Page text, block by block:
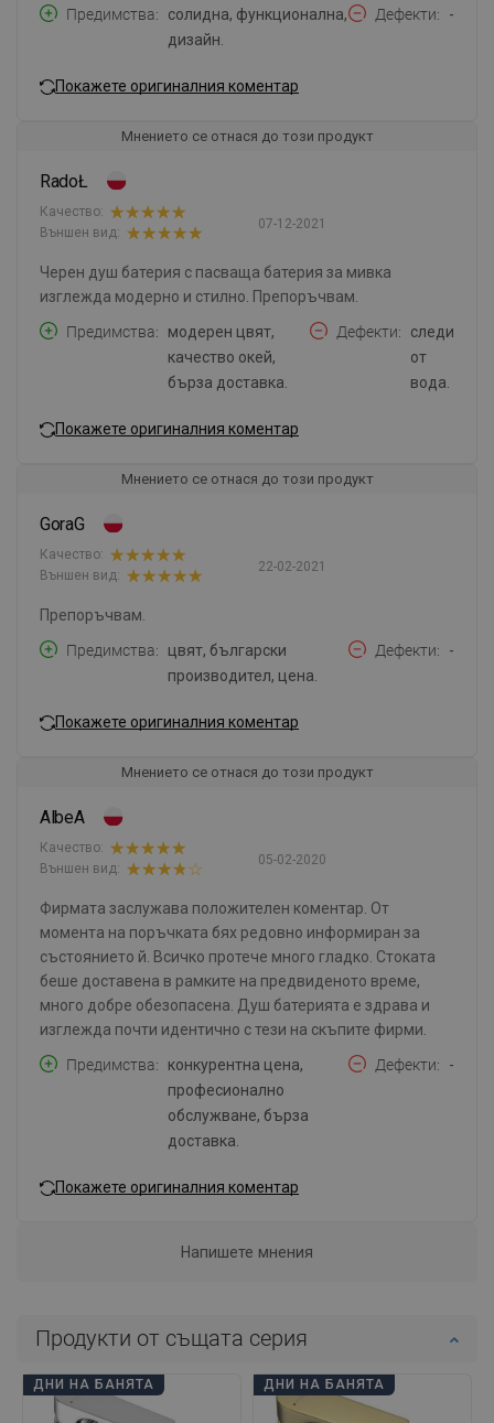
Предимства
солидна, функционална,
дизайн.
Дефекти -
Покажете оригиналния коментар
Мнението се отнася до този продукт
RadoŁ
07-12-2021
Качество:
Външен вид:
Черен душ батерия с пасваща батерия за мивка
изглежда модерно и стилно. Препоръчвам.
Предимства
модерен цвят,
качество окей,
бърза доставка.
Дефекти
следи
от
вода.
Покажете оригиналния коментар
Мнението се отнася до този продукт
GoraG
22-02-2021
Качество:
Външен вид:
Препоръчвам.
Предимства
цвят, български
производител, цена.
Дефекти -
Покажете оригиналния коментар
Мнението се отнася до този продукт
AlbeA
05-02-2020
Качество:
Външен вид:
Фирмата заслужава положителен коментар. От
момента на поръчката бях редовно информиран за
състоянието й. Всичко протече много гладко. Стоката
беше доставена в рамките на предвиденото време,
много добре обезопасена. Душ батерията е здрава и
изглежда почти идентично с тези на скъпите фирми.
Предимства
конкурентна цена,
професионално
обслужване, бърза
доставка.
Дефекти -
Покажете оригиналния коментар
Напишете мнения
Продукти от същата серия
ДНИ НА БАНЯТА ДНИ НА БАНЯТА